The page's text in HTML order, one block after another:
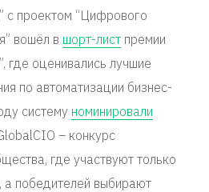
с проектом “Цифрового
вошёл в шорт-лист премии
где оценивались лучшие
по автоматизации бизнес-
систему номинировали
– конкурс
где участвуют только
победителей выбирают